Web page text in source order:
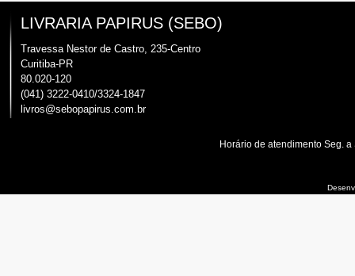
LIVRARIA PAPIRUS (SEBO)
Travessa Nestor de Castro, 235-Centro
Curitiba-PR
80.020-120
(041) 3222-0410/3324-1847
livros@sebopapirus.com.br
Horário de atendimento Seg.